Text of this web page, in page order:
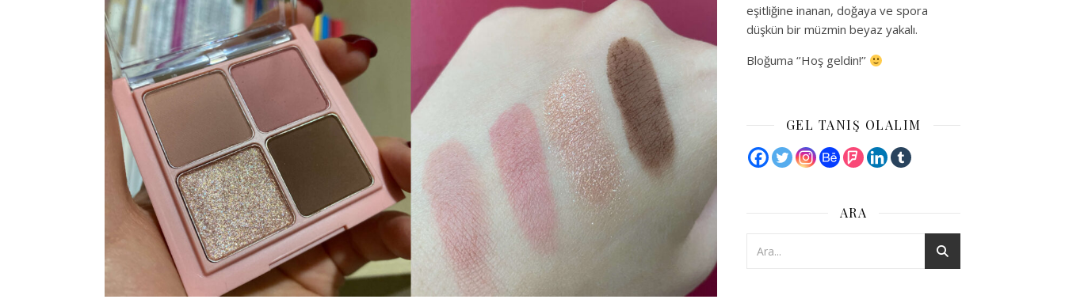
eşitliğine inanan, doğaya ve spora
düşkün bir müzmin beyaz yakalı.
Bloğuma ‘’Hoş geldin!’’
GEL TANIŞ OLALIM
ARA